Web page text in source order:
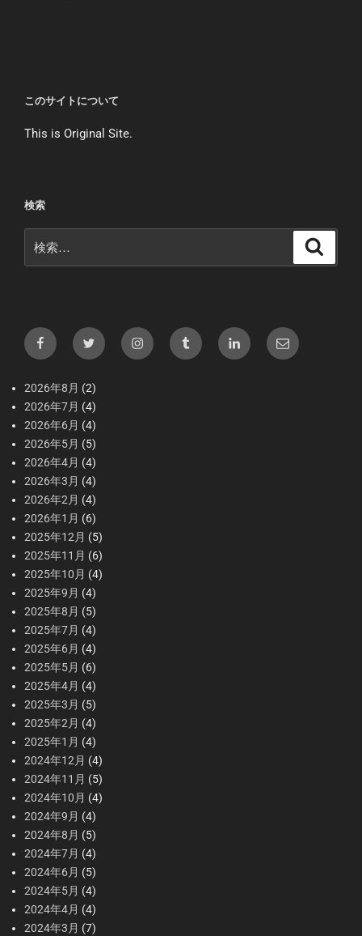
このサイトについて
This is Original Site.
検索
索:
FacebookX（Twitter）Instagramtumblr LInkedIn メ
ー
2026年8月 (2)
2026年7月 (4)
2026年6月 (4)
2026年5月 (5)
2026年4月 (4)
2026年3月 (4)
2026年2月 (4)
2026年1月 (6)
2025年12月 (5)
2025年11月 (6)
2025年10月 (4)
2025年9月 (4)
2025年8月 (5)
2025年7月 (4)
2025年6月 (4)
2025年5月 (6)
2025年4月 (4)
2025年3月 (5)
2025年2月 (4)
2025年1月 (4)
2024年12月 (4)
2024年11月 (5)
2024年10月 (4)
2024年9月 (4)
2024年8月 (5)
2024年7月 (4)
2024年6月 (5)
2024年5月 (4)
2024年4月 (4)
2024年3月 (7)